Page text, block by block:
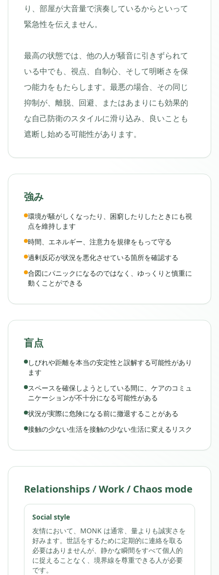
り、部屋が大音量で演奏しているからといって
緊急性を伝えません。
最高の状態では、他の人が騒音に引きずられて
いる中でも、視点、自制心、そして明晰さを保
つ能力をもたらします。最悪の場合、その同じ
抑制が、離脱、回避、またはあまりにも効果的
な自己防衛のスタイルに滑り込み、良いことも
遮断し始める可能性があります。
強み
環境が騒がしくなったり、困窮したりしたときにも視
点を維持します
時間、エネルギー、注意力を規律をもって守る
過剰反応が状況を悪化させている箇所を確認する
合図にパニックになるのではなく、ゆっくりと慎重に
動くことができる
盲点
しびれや距離を本当の安定性と誤解する可能性があり
ます
スペースを確保しようとしている間に、ケアのコミュ
ニケーションが不十分になる可能性がある
状況が実際に危険になる前に撤退することがある
接触の少ない生活を接触の少ない生活に変えるリスク
Relationships / Work / Chaos mode
Social style
友情において、MONK は通常、量よりも誠実さを
好みます。世話をするために定期的に連絡を取る
必要はありませんが、静かな瞬間をすべて個人的
に捉えることなく、境界線を尊重できる人が必要
です。